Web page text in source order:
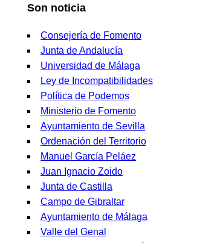
Son noticia
Consejería de Fomento
Junta de Andalucía
Universidad de Málaga
Ley de Incompatibilidades
Política de Podemos
Ministerio de Fomento
Ayuntamiento de Sevilla
Ordenación del Territorio
Manuel García Peláez
Juan Ignacio Zoido
Junta de Castilla
Campo de Gibraltar
Ayuntamiento de Málaga
Valle del Genal